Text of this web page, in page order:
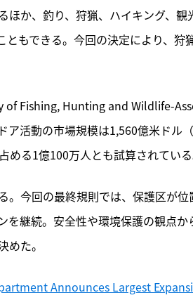
ほか、釣り、狩猟、ハイキング、
ともできる。今回の決定により、
Fishing, Hunting and Wildlife-
ア活動の市場規模は1,560億米ドル
める1億100万人とも試算されている
。今回の最終規則では、保護区が
を継続。安全性や環境保護の観点
めた。
Announces Largest